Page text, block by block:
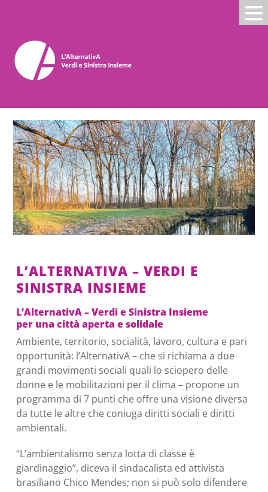
L’ALTERNATIVA – VERDI E
SINISTRA INSIEME
L’AlternativA – Verdi e Sinistra Insieme
per una città aperta e solidale
Ambiente, territorio, socialità, lavoro, cultura e pari
opportunità: l’AlternativA – che si richiama a due
grandi movimenti sociali quali lo sciopero delle
donne e le mobilitazioni per il clima– propone un
programma di 7 punti che offre una visione diversa
da tutte le altre che coniuga diritti sociali e diritti
ambientali.
“L’ambientalismo senza lotta di classe è
giardinaggio”, diceva il sindacalista ed attivista
brasiliano Chico Mendes; non si può solo difendere